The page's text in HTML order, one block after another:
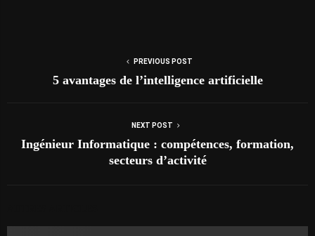
PREVIOUS POST
5 avantages de l’intelligence artificielle
NEXT POST
Ingénieur Informatique : compétences, formation,
secteurs d’activité